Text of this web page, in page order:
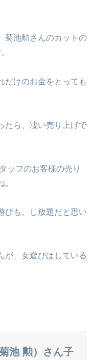
菊池勲さんのカットの
だけのお金をとっても
たら、凄い売り上げで
ッフのお客様の売り
びも、し放題だと思い
が、女遊びはしている
池 勲）さん子